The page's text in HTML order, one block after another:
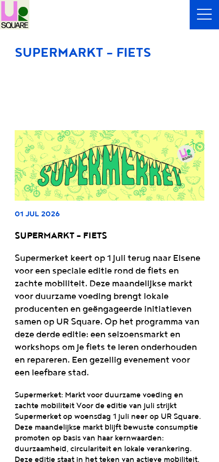
SUPERMARKT - FIETS
01 JUL 2026
SUPERMARKT - FIETS
Supermerket keert op 1 juli terug naar Elsene
voor een speciale editie rond de fiets en
zachte mobiliteit. Deze maandelijkse markt
voor duurzame voeding brengt lokale
producenten en geëngageerde initiatieven
samen op UR Square. Op het programma van
deze derde editie: een seizoensmarkt en
workshops om je fiets te leren onderhouden
en repareren. Een gezellig evenement voor
een leefbare stad.
Supermerket: Markt voor duurzame voeding en
zachte mobiliteit Voor de editie van juli strijkt
Supermerket op woensdag 1 juli neer op UR Square.
Deze maandelijkse markt blijft bewuste consumptie
promoten op basis van haar kernwaarden:
duurzaamheid, circulariteit en lokale verankering.
Deze editie staat in het teken van actieve mobiliteit.